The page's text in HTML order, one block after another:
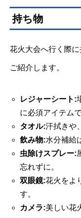
持ち物
花火大会へ行く際
ご紹介します。
レジャーシート:
に必須アイテムで
タオル:汗拭きや
飲み物:水分補給
虫除けスプレー:
忘れずに。
双眼鏡:花火をよ
す。
カメラ:美しい花